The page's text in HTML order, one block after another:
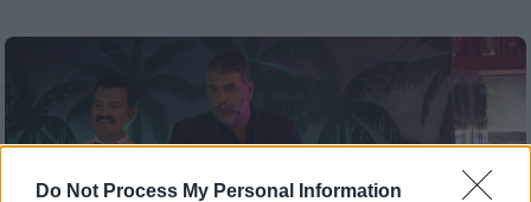
Do Not Process My Personal Information